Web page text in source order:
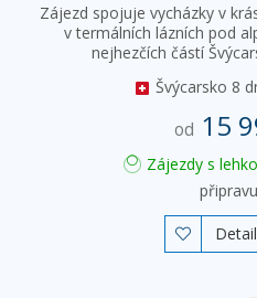
Zájezd spojuje vycházky v
v termálních lázních pod
nejhezčích částí
Švýcarsko 8
od 15
Zájezdy s
